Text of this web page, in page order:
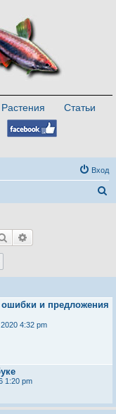
Растения
Статьи
Вход
Поиск
и предложения
4:32 pm
1:20 pm